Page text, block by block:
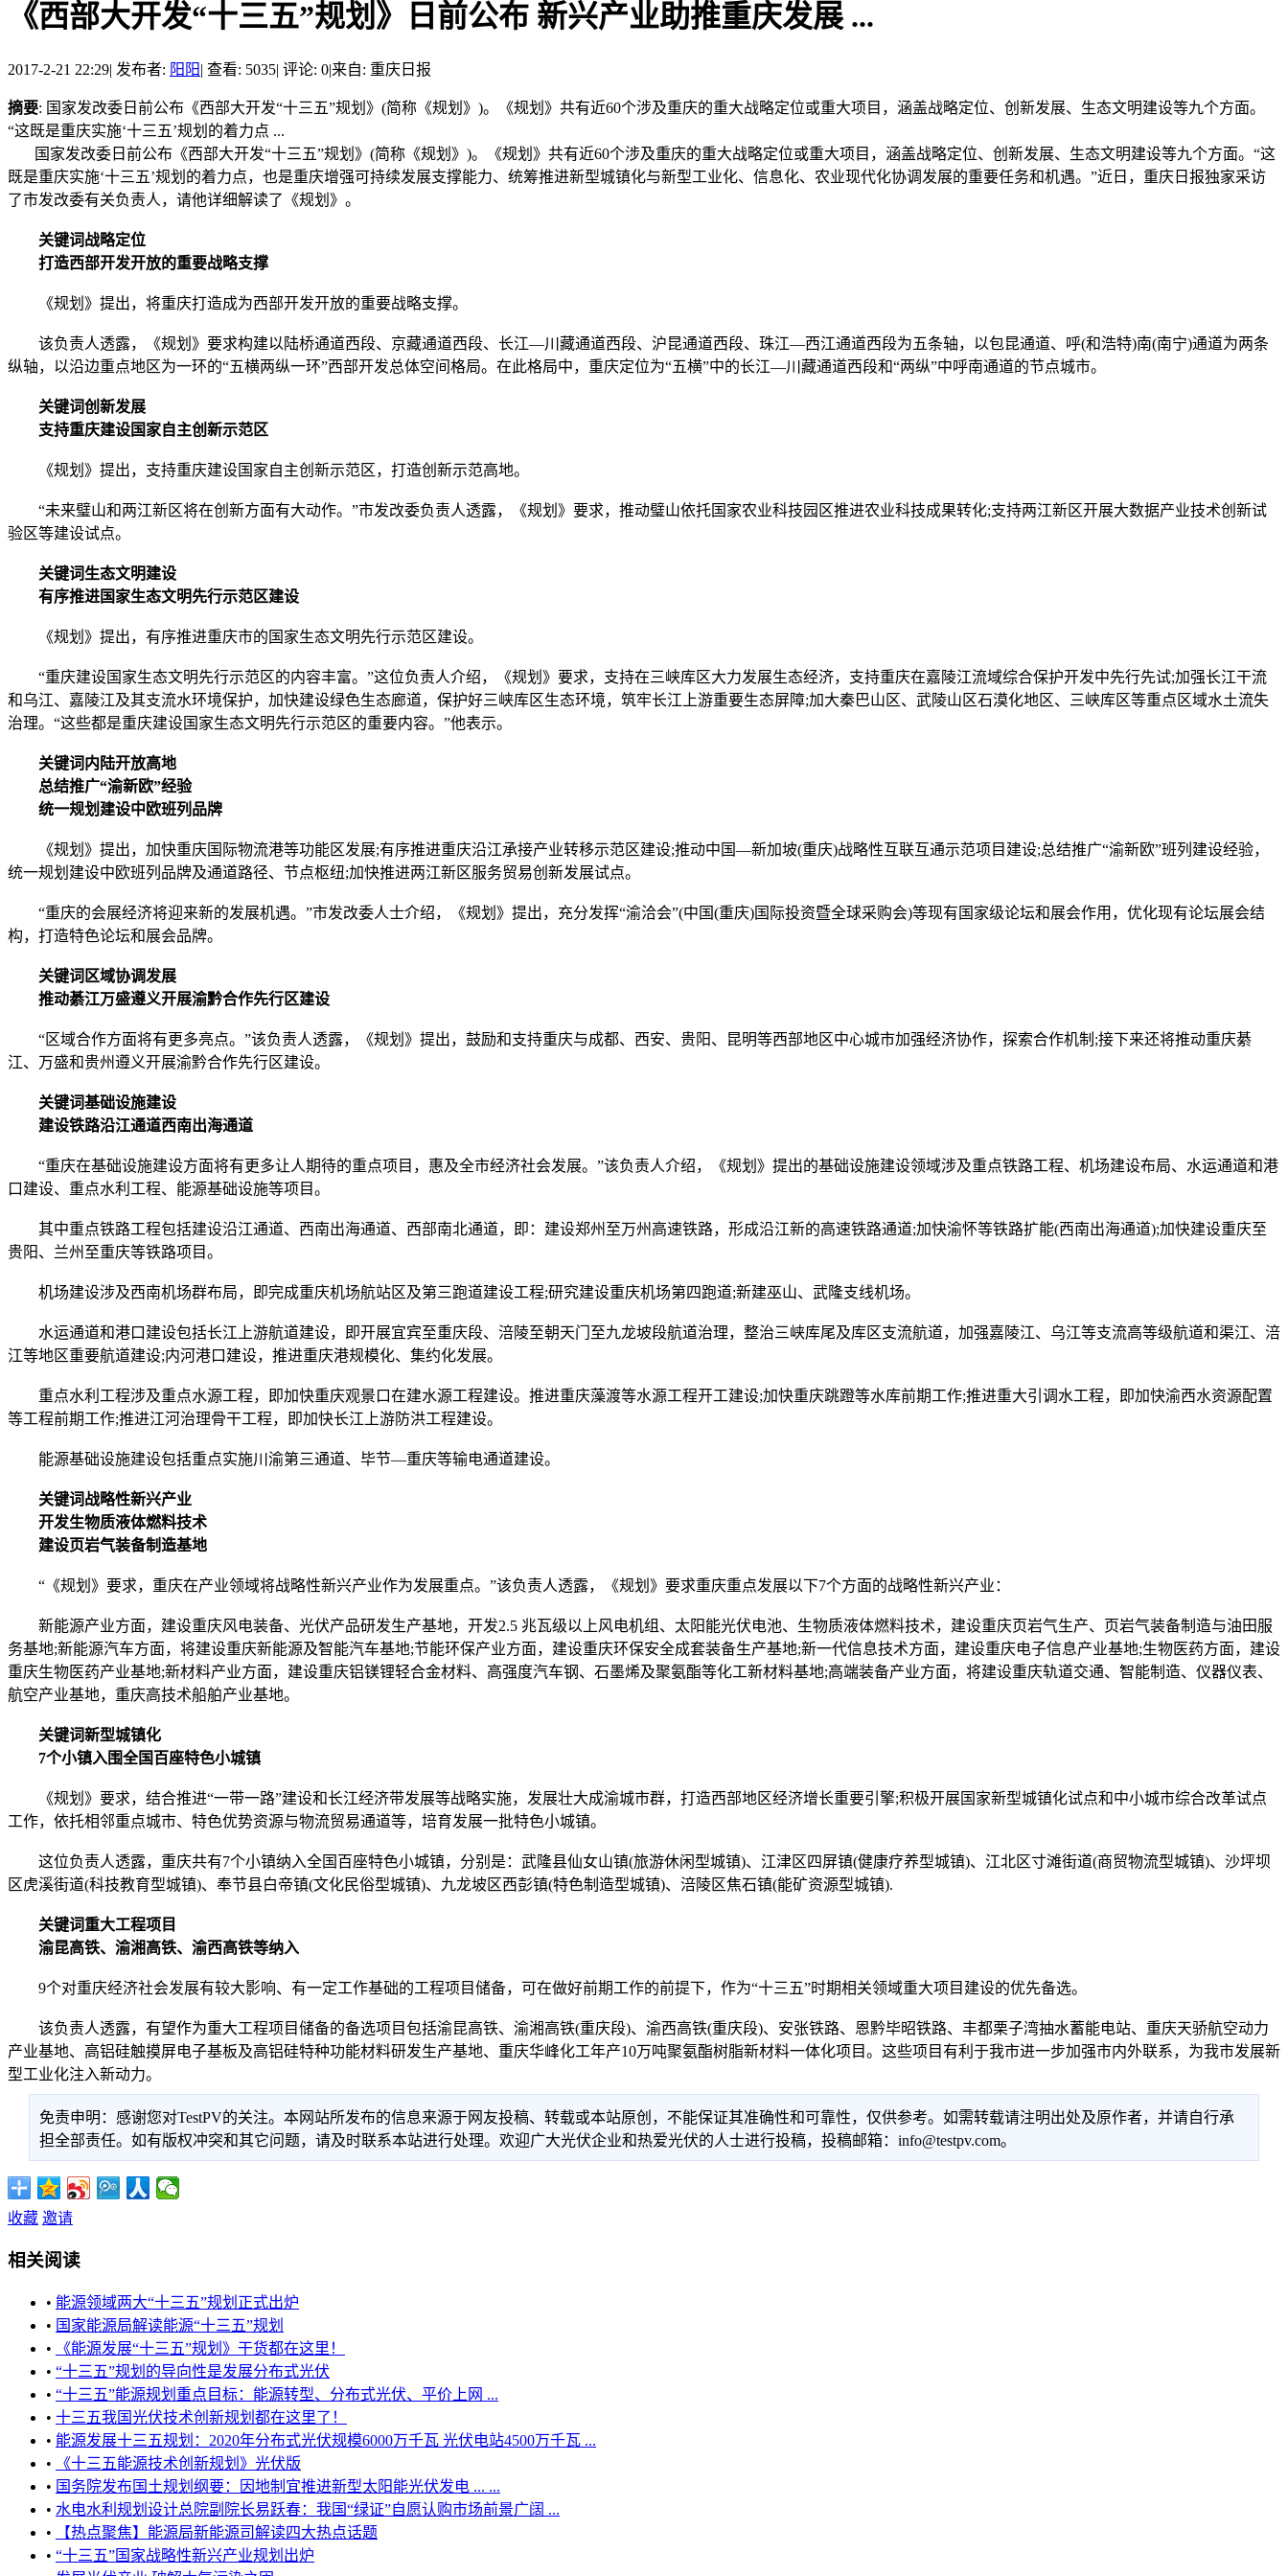
《西部大开发“十三五”规划》日前公布 新兴产业助推重庆发展 ...
2017-2-21 22:29| 发布者: 阳阳| 查看: 5035| 评论: 0|来自: 重庆日报
摘要: 国家发改委日前公布《西部大开发“十三五”规划》(简称《规划》)。《规划》共有近60个涉及重庆的重大战略定位或重大项目，涵盖战略定位、创新发展、生态文明建设等九个方面。
“这既是重庆实施‘十三五’规划的着力点 ...
国家发改委日前公布《西部大开发“十三五”规划》(简称《规划》)。《规划》共有近60个涉及重庆的重大战略定位或重大项目，涵盖战略定位、创新发展、生态文明建设等九个方面。“这
既是重庆实施‘十三五’规划的着力点，也是重庆增强可持续发展支撑能力、统筹推进新型城镇化与新型工业化、信息化、农业现代化协调发展的重要任务和机遇。”近日，重庆日报独家采访
了市发改委有关负责人，请他详细解读了《规划》。
关键词战略定位
打造西部开发开放的重要战略支撑
《规划》提出，将重庆打造成为西部开发开放的重要战略支撑。
该负责人透露，《规划》要求构建以陆桥通道西段、京藏通道西段、长江—川藏通道西段、沪昆通道西段、珠江—西江通道西段为五条轴，以包昆通道、呼(和浩特)南(南宁)通道为两条
纵轴，以沿边重点地区为一环的“五横两纵一环”西部开发总体空间格局。在此格局中，重庆定位为“五横”中的长江—川藏通道西段和“两纵”中呼南通道的节点城市。
关键词创新发展
支持重庆建设国家自主创新示范区
《规划》提出，支持重庆建设国家自主创新示范区，打造创新示范高地。
“未来璧山和两江新区将在创新方面有大动作。”市发改委负责人透露，《规划》要求，推动璧山依托国家农业科技园区推进农业科技成果转化;支持两江新区开展大数据产业技术创新试
验区等建设试点。
关键词生态文明建设
有序推进国家生态文明先行示范区建设
《规划》提出，有序推进重庆市的国家生态文明先行示范区建设。
“重庆建设国家生态文明先行示范区的内容丰富。”这位负责人介绍，《规划》要求，支持在三峡库区大力发展生态经济，支持重庆在嘉陵江流域综合保护开发中先行先试;加强长江干流
和乌江、嘉陵江及其支流水环境保护，加快建设绿色生态廊道，保护好三峡库区生态环境，筑牢长江上游重要生态屏障;加大秦巴山区、武陵山区石漠化地区、三峡库区等重点区域水土流失
治理。“这些都是重庆建设国家生态文明先行示范区的重要内容。”他表示。
关键词内陆开放高地
总结推广“渝新欧”经验
统一规划建设中欧班列品牌
《规划》提出，加快重庆国际物流港等功能区发展;有序推进重庆沿江承接产业转移示范区建设;推动中国—新加坡(重庆)战略性互联互通示范项目建设;总结推广“渝新欧”班列建设经验，
统一规划建设中欧班列品牌及通道路径、节点枢纽;加快推进两江新区服务贸易创新发展试点。
“重庆的会展经济将迎来新的发展机遇。”市发改委人士介绍，《规划》提出，充分发挥“渝洽会”(中国(重庆)国际投资暨全球采购会)等现有国家级论坛和展会作用，优化现有论坛展会结
构，打造特色论坛和展会品牌。
关键词区域协调发展
推动綦江万盛遵义开展渝黔合作先行区建设
“区域合作方面将有更多亮点。”该负责人透露，《规划》提出，鼓励和支持重庆与成都、西安、贵阳、昆明等西部地区中心城市加强经济协作，探索合作机制;接下来还将推动重庆綦
江、万盛和贵州遵义开展渝黔合作先行区建设。
关键词基础设施建设
建设铁路沿江通道西南出海通道
“重庆在基础设施建设方面将有更多让人期待的重点项目，惠及全市经济社会发展。”该负责人介绍，《规划》提出的基础设施建设领域涉及重点铁路工程、机场建设布局、水运通道和港
口建设、重点水利工程、能源基础设施等项目。
其中重点铁路工程包括建设沿江通道、西南出海通道、西部南北通道，即：建设郑州至万州高速铁路，形成沿江新的高速铁路通道;加快渝怀等铁路扩能(西南出海通道);加快建设重庆至
贵阳、兰州至重庆等铁路项目。
机场建设涉及西南机场群布局，即完成重庆机场航站区及第三跑道建设工程;研究建设重庆机场第四跑道;新建巫山、武隆支线机场。
水运通道和港口建设包括长江上游航道建设，即开展宜宾至重庆段、涪陵至朝天门至九龙坡段航道治理，整治三峡库尾及库区支流航道，加强嘉陵江、乌江等支流高等级航道和渠江、涪
江等地区重要航道建设;内河港口建设，推进重庆港规模化、集约化发展。
重点水利工程涉及重点水源工程，即加快重庆观景口在建水源工程建设。推进重庆藻渡等水源工程开工建设;加快重庆跳蹬等水库前期工作;推进重大引调水工程，即加快渝西水资源配置
等工程前期工作;推进江河治理骨干工程，即加快长江上游防洪工程建设。
能源基础设施建设包括重点实施川渝第三通道、毕节—重庆等输电通道建设。
关键词战略性新兴产业
开发生物质液体燃料技术
建设页岩气装备制造基地
“《规划》要求，重庆在产业领域将战略性新兴产业作为发展重点。”该负责人透露，《规划》要求重庆重点发展以下7个方面的战略性新兴产业：
新能源产业方面，建设重庆风电装备、光伏产品研发生产基地，开发2.5 兆瓦级以上风电机组、太阳能光伏电池、生物质液体燃料技术，建设重庆页岩气生产、页岩气装备制造与油田服
务基地;新能源汽车方面，将建设重庆新能源及智能汽车基地;节能环保产业方面，建设重庆环保安全成套装备生产基地;新一代信息技术方面，建设重庆电子信息产业基地;生物医药方面，建设
重庆生物医药产业基地;新材料产业方面，建设重庆铝镁锂轻合金材料、高强度汽车钢、石墨烯及聚氨酯等化工新材料基地;高端装备产业方面，将建设重庆轨道交通、智能制造、仪器仪表、
航空产业基地，重庆高技术船舶产业基地。
关键词新型城镇化
7个小镇入围全国百座特色小城镇
《规划》要求，结合推进“一带一路”建设和长江经济带发展等战略实施，发展壮大成渝城市群，打造西部地区经济增长重要引擎;积极开展国家新型城镇化试点和中小城市综合改革试点
工作，依托相邻重点城市、特色优势资源与物流贸易通道等，培育发展一批特色小城镇。
这位负责人透露，重庆共有7个小镇纳入全国百座特色小城镇，分别是：武隆县仙女山镇(旅游休闲型城镇)、江津区四屏镇(健康疗养型城镇)、江北区寸滩街道(商贸物流型城镇)、沙坪坝
区虎溪街道(科技教育型城镇)、奉节县白帝镇(文化民俗型城镇)、九龙坡区西彭镇(特色制造型城镇)、涪陵区焦石镇(能矿资源型城镇).
关键词重大工程项目
渝昆高铁、渝湘高铁、渝西高铁等纳入
9个对重庆经济社会发展有较大影响、有一定工作基础的工程项目储备，可在做好前期工作的前提下，作为“十三五”时期相关领域重大项目建设的优先备选。
该负责人透露，有望作为重大工程项目储备的备选项目包括渝昆高铁、渝湘高铁(重庆段)、渝西高铁(重庆段)、安张铁路、恩黔毕昭铁路、丰都栗子湾抽水蓄能电站、重庆天骄航空动力
产业基地、高铝硅触摸屏电子基板及高铝硅特种功能材料研发生产基地、重庆华峰化工年产10万吨聚氨酯树脂新材料一体化项目。这些项目有利于我市进一步加强市内外联系，为我市发展新
型工业化注入新动力。
免责申明：感谢您对TestPV的关注。本网站所发布的信息来源于网友投稿、转载或本站原创，不能保证其准确性和可靠性，仅供参考。如需转载请注明出处及原作者，并请自行承
担全部责任。如有版权冲突和其它问题，请及时联系本站进行处理。欢迎广大光伏企业和热爱光伏的人士进行投稿，投稿邮箱：info@testpv.com。
收藏 邀请
相关阅读
• 能源领域两大“十三五”规划正式出炉
• 国家能源局解读能源“十三五”规划
•
《能源发展“十三五”规划》干货都在这里！
• “十三五”规划的导向性是发展分布式光伏
• “十三五”能源规划重点目标：能源转型、分布式光伏、平价上网 ...
• 十三五我国光伏技术创新规划都在这里了！
• 能源发展十三五规划：2020年分布式光伏规模6000万千瓦 光伏电站4500万千瓦 ...
•
《十三五能源技术创新规划》光伏版
• 国务院发布国土规划纲要：因地制宜推进新型太阳能光伏发电 ... ...
• 水电水利规划设计总院副院长易跃春：我国“绿证”自愿认购市场前景广阔 ...
•
【热点聚焦】能源局新能源司解读四大热点话题
• “十三五”国家战略性新兴产业规划出炉